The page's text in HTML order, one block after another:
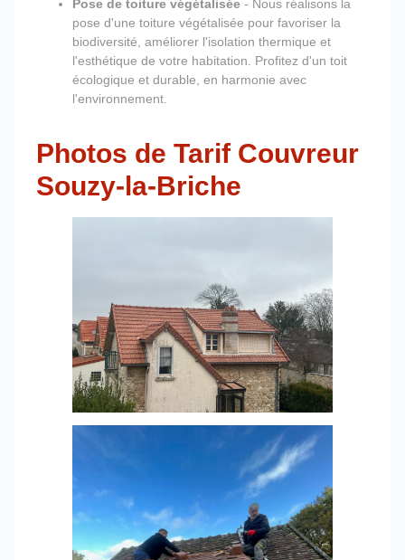
Pose de toiture végétalisée - Nous réalisons la
pose d'une toiture végétalisée pour favoriser la
biodiversité, améliorer l'isolation thermique et
l'esthétique de votre habitation. Profitez d'un toit
écologique et durable, en harmonie avec
l'environnement.
Photos de Tarif Couvreur
Souzy-la-Briche